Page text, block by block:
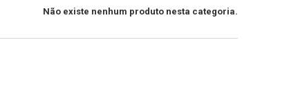
Não existe nenhum produto nesta categoria.